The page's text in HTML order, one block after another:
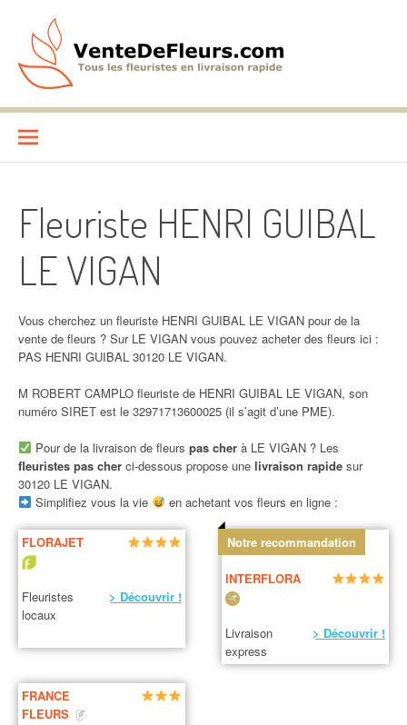
contenu
VenteDeFleurs.com
Fleuriste HENRI GUIBAL
LE VIGAN
Vous cherchez un fleuriste HENRI GUIBAL LE VIGAN pour de la
vente de fleurs ? Sur LE VIGAN vous pouvez acheter des fleurs ici :
PAS HENRI GUIBAL 30120 LE VIGAN.
M ROBERT CAMPLO fleuriste de HENRI GUIBAL LE VIGAN, son
numéro SIRET est le 32971713600025 (il s’agit d’une PME).
Pour de la livraison de fleurs pas cherà LE VIGAN ? Les
fleuristes pas cher ci-dessous propose une livraison rapide sur
30120 LE VIGAN.
Simplifiez vous la vie
en achetant vos fleurs en ligne :
FLORAJET
Fleuristes
locaux
> Découvrir !
Notre recommandation
INTERFLORA
Livraison
express
> Découvrir !
FRANCE
FLEURS